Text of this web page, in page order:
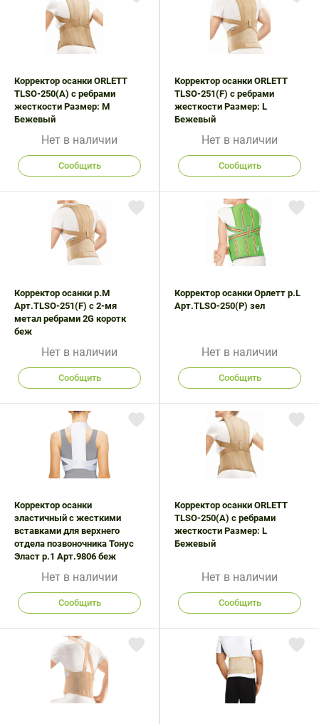
Корректор осанки ORLETT
TLSO-250(A) с ребрами
жесткости Размер: M
Бежевый
Нет в наличии
Сообщить
Корректор осанки ORLETT
TLSO-251(F) с ребрами
жесткости Размер: L
Бежевый
Нет в наличии
Сообщить
Корректор осанки р.M
Арт.TLSO-251(F) с 2-мя
метал ребрами 2G коротк
беж
Нет в наличии
Сообщить
Корректор осанки Орлетт р.L
Арт.TLSO-250(P) зел
Нет в наличии
Сообщить
Корректор осанки
эластичный с жесткими
вставками для верхнего
отдела позвоночника Тонус
Эласт р.1 Арт.9806 беж
Нет в наличии
Сообщить
Корректор осанки ORLETT
TLSO-250(A) с ребрами
жесткости Размер: L
Бежевый
Нет в наличии
Сообщить